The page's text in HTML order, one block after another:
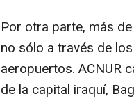
Por otra parte, más
no sólo a través de
aeropuertos. ACNUR
de la capital iraquí,